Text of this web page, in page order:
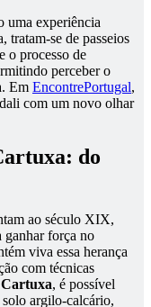
uma experiência
tratam-se de passeios
o processo de
perceber o
Em EncontrePortugal,
com um novo olhar
do
ao século XIX,
ganhar força no
viva essa herança
com técnicas
, é possível
argilo-calcário,